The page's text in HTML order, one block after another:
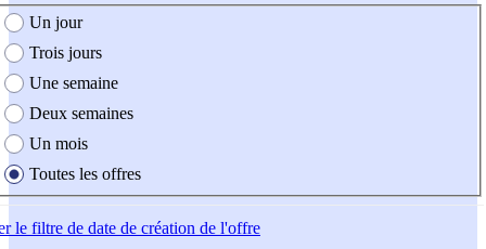
création de l'offre
Un jour
Trois jours
Une semaine
Deux semaines
Un mois
Toutes les offres
le filtre de date de création de l'offre